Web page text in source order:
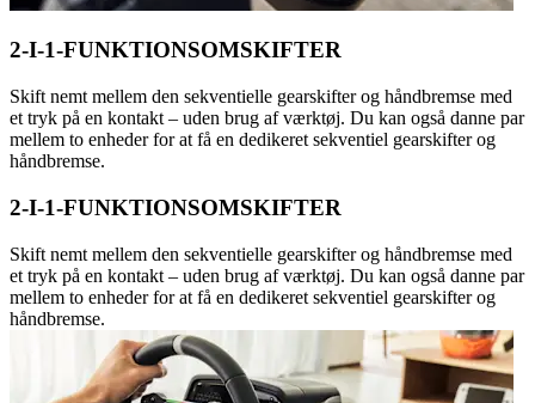
2-I-1-FUNKTIONSOMSKIFTER
Skift nemt mellem den sekventielle gearskifter og håndbremse med
et tryk på en kontakt – uden brug af værktøj. Du kan også danne par
mellem to enheder for at få en dedikeret sekventiel gearskifter og
håndbremse.
2-I-1-FUNKTIONSOMSKIFTER
Skift nemt mellem den sekventielle gearskifter og håndbremse med
et tryk på en kontakt – uden brug af værktøj. Du kan også danne par
mellem to enheder for at få en dedikeret sekventiel gearskifter og
håndbremse.